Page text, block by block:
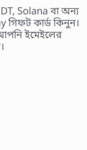
Solana বা অন্য
গিফট কার্ড কিনুন।
আপনি ইমেইলের